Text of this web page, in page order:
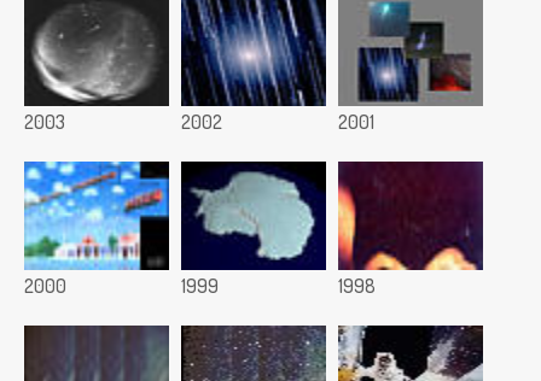
2003 2002 2001
2000 1999 1998